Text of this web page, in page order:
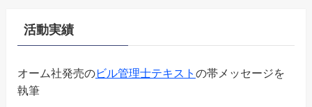
活動実績
オーム社発売のビル管理士テキスト の帯メッセージを
執筆